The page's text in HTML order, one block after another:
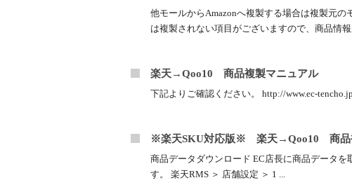
他モールからAmazonへ複製する場合は複製元
は複製されない項目がございますので、商品情
楽天→Qoo10 商品複製マニュアル
下記よりご確認ください。 http://www.ec-
※楽天SKU対応版※ 楽天→Qoo10 商品
商品データダウンロード EC店長に商品データ
す。 楽天RMS ＞ 店舗設定 ＞ 1 ...